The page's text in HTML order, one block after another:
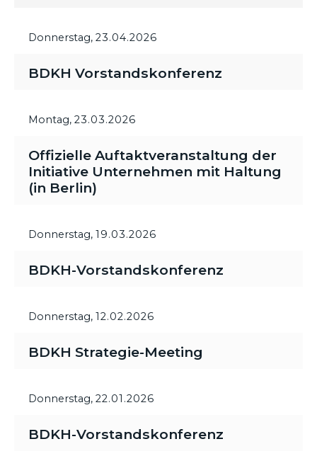
Donnerstag, 23.04.2026
BDKH Vorstandskonferenz
Montag, 23.03.2026
Offizielle Auftaktveranstaltung der
Initiative Unternehmen mit Haltung
(in Berlin)
Donnerstag, 19.03.2026
BDKH-Vorstandskonferenz
Donnerstag, 12.02.2026
BDKH Strategie-Meeting
Donnerstag, 22.01.2026
BDKH-Vorstandskonferenz